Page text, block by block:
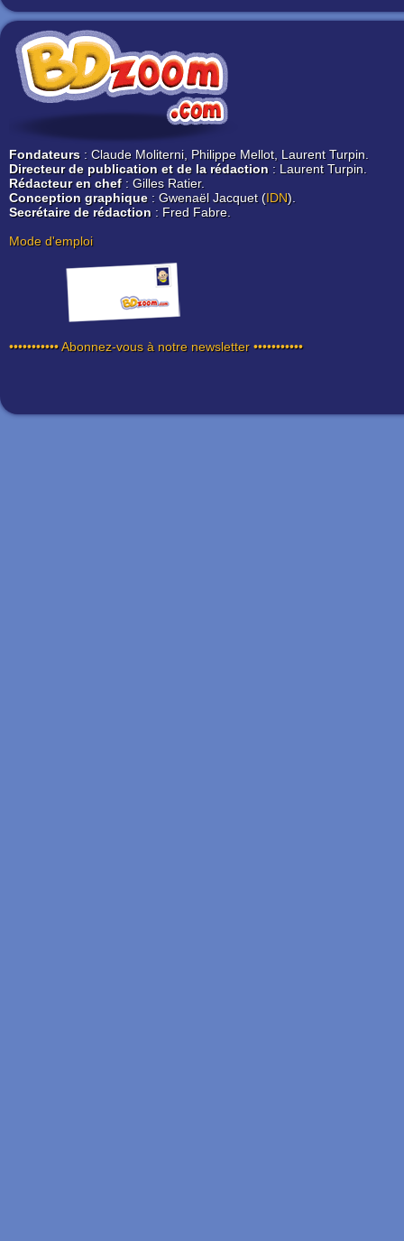
Fondateurs : Claude Moliterni, Philippe Mellot, Laurent Turpin.
Directeur de publication et de la rédaction : Laurent Turpin.
Rédacteur en chef: Gilles Ratier.
Conception graphique: Gwenaël Jacquet (IDN).
Secrétaire de rédaction : Fred Fabre.
Mode d'emploi
••••••••••• Abonnez-vous à notre newsletter •••••••••••